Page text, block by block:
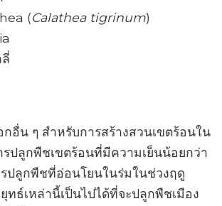
(Calathea tigrinum)
อื่น ๆ สำหรับการสร้างสวนเขตร้อนใน
ปลูกพืชเขตร้อนที่มีความเย็นน้อยกว่า
ปลูกพืชที่อ่อนโยนในร่มในช่วงฤดู
ทธ์เหล่านี้เป็นไปได้ที่จะปลูกพืชเมือง